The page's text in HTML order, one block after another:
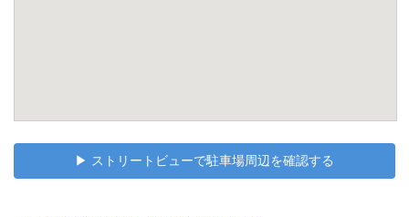
▶︎ ストリートビューで駐車場周辺を確認する